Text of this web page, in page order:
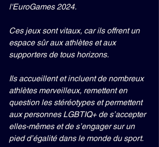
l'EuroGames 2024.
Ces jeux sont vitaux, car ils offrent un
espace sûr aux athlètes et aux
supporters de tous horizons.
Ils accueillent et incluent de nombreux
athlètes merveilleux, remettent en
question les stéréotypes et permettent
aux personnes LGBTIQ+ de s’accepter
elles-mêmes et de s’engager sur un
pied d’égalité dans le monde du sport.